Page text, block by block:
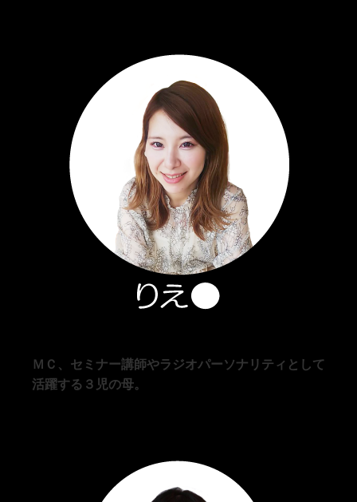
ＭＣ、セミナー講師やラジオパーソナリティとして
活躍する３児の母。